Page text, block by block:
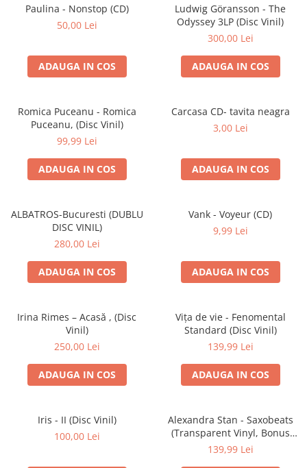
Viniluri Românești
Colecția Electrecord
Paulina - Nonstop (CD)
50,00 Lei
ADAUGA IN COS
Ludwig Göransson - The
Odyssey 3LP (Disc Vinil)
300,00 Lei
ADAUGA IN COS
Romica Puceanu - Romica
Puceanu, (Disc Vinil)
99,99 Lei
ADAUGA IN COS
Carcasa CD- tavita neagra
3,00 Lei
ADAUGA IN COS
ALBATROS-Bucuresti (DUBLU
DISC VINIL)
280,00 Lei
ADAUGA IN COS
Vank - Voyeur (CD)
9,99 Lei
ADAUGA IN COS
Irina Rimes – Acasă , (Disc
Vinil)
250,00 Lei
ADAUGA IN COS
Vița de vie - Fenomental
Standard (Disc Vinil)
139,99 Lei
ADAUGA IN COS
Iris - II (Disc Vinil)
100,00 Lei
Alexandra Stan - Saxobeats
(Transparent Vinyl, Bonus
Tracks) ) (Disc Vinil)
139,99 Lei